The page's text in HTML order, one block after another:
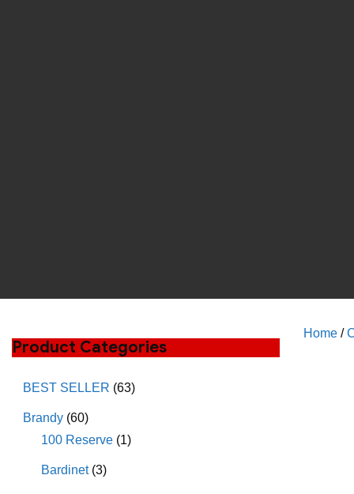
Home /
Product Categories
BEST SELLER (63)
Brandy (60)
100 Reserve (1)
Bardinet (3)